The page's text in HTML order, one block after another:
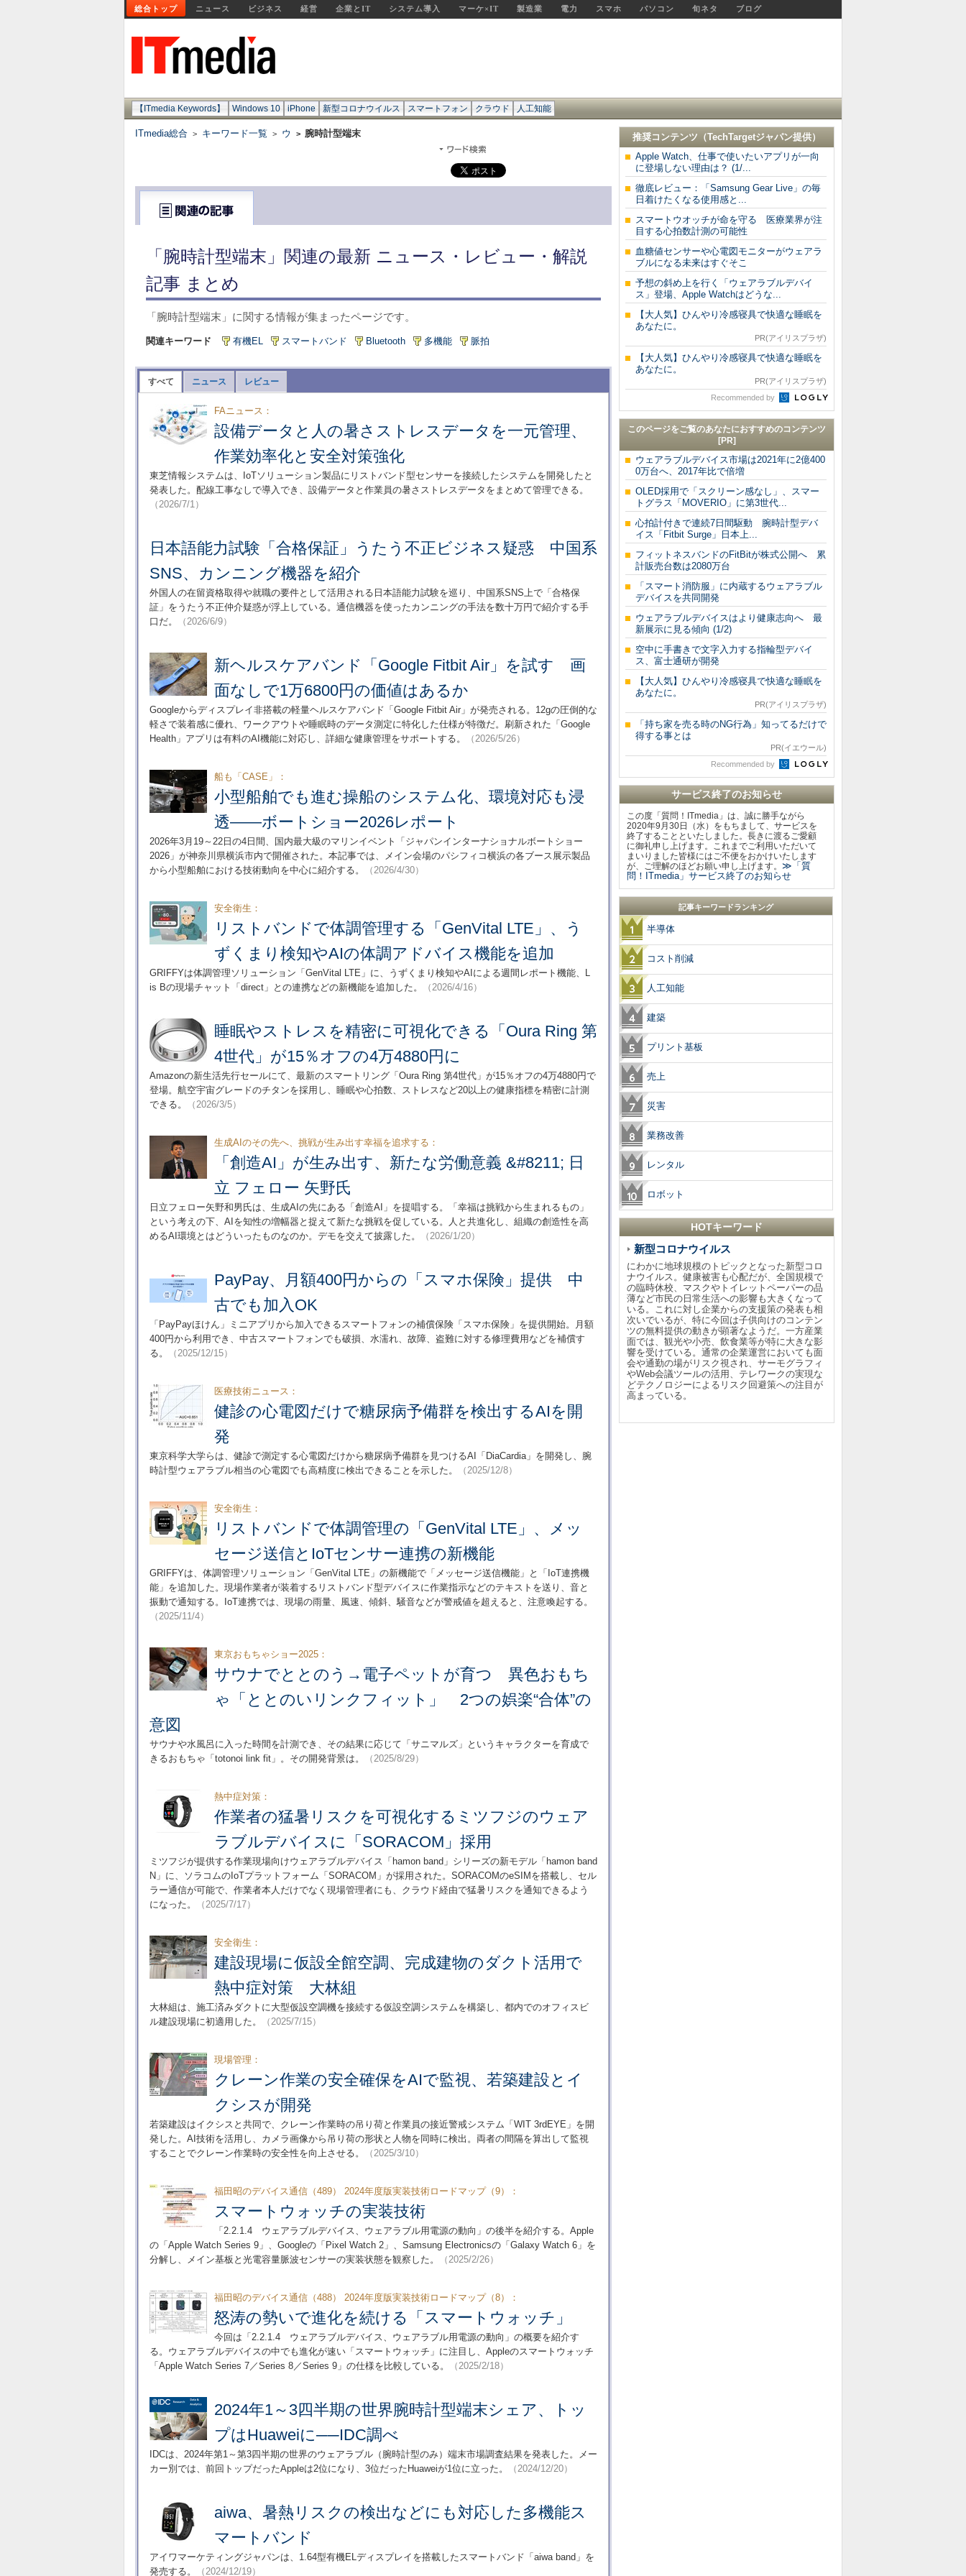
総合トップ ニュース ビジネス 経営 企業とIT システム導入 マーケ×IT 製造業 電力 スマホ パソコン 旬ネタ ブログ
【ITmedia Keywords】 Windows 10 iPhone 新型コロナウイルス スマートフォン クラウド 人工知能
ITmedia総合 > キーワード一覧 > ウ > 腕時計型端末
「腕時計型端末」関連の最新 ニュース・レビュー・解説
記事 まとめ
「腕時計型端末」に関する情報が集まったページです。
関連キーワード 有機EL スマートバンド Bluetooth 多機能 脈拍
すべて ニュース レビュー
FAニュース：
設備データと人の暑さストレスデータを一元管理、
作業効率化と安全対策強化
東芝情報システムは、IoTソリューション製品にリストバンド型センサーを接続したシステムを開発したと
発表した。配線工事なしで導入でき、設備データと作業員の暑さストレスデータをまとめて管理できる。
（2026/7/1）
日本語能力試験「合格保証」うたう不正ビジネス疑惑 中国系
SNS、カンニング機器を紹介
外国人の在留資格取得や就職の要件として活用される日本語能力試験を巡り、中国系SNS上で「合格保
証」をうたう不正仲介疑惑が浮上している。通信機器を使ったカンニングの手法を数十万円で紹介する手
口だ。
（2026/6/9）
新ヘルスケアバンド「Google Fitbit Air」を試す 画
面なしで1万6800円の価値はあるか
Googleからディスプレイ非搭載の軽量ヘルスケアバンド「Google Fitbit Air」が発売される。12gの圧倒的な
軽さで装着感に優れ、ワークアウトや睡眠時のデータ測定に特化した仕様が特徴だ。刷新された「Google
Health」アプリは有料のAI機能に対応し、詳細な健康管理をサポートする。
（2026/5/26）
船も「CASE」：
小型船舶でも進む操船のシステム化、環境対応も浸
透――ボートショー2026レポート
2026年3月19～22日の4日間、国内最大級のマリンイベント「ジャパンインターナショナルボートショー
2026」が神奈川県横浜市内で開催された。本記事では、メイン会場のパシフィコ横浜の各ブース展示製品
から小型船舶における技術動向を中心に紹介する。
（2026/4/30）
安全衛生：
リストバンドで体調管理する「GenVital LTE」、う
ずくまり検知やAIの体調アドバイス機能を追加
GRIFFYは体調管理ソリューション「GenVital LTE」に、うずくまり検知やAIによる週間レポート機能、L
is Bの現場チャット「direct」との連携などの新機能を追加した。
（2026/4/16）
睡眠やストレスを精密に可視化できる「Oura Ring 第
4世代」が15％オフの4万4880円に
Amazonの新生活先行セールにて、最新のスマートリング「Oura Ring 第4世代」が15％オフの4万4880円で
登場。航空宇宙グレードのチタンを採用し、睡眠や心拍数、ストレスなど20以上の健康指標を精密に計測
できる。
（2026/3/5）
生成AIのその先へ、挑戦が生み出す幸福を追求する：
「創造AI」が生み出す、新たな労働意義 &#8211; 日
立 フェロー 矢野氏
日立フェロー矢野和男氏は、生成AIの先にある「創造AI」を提唱する。「幸福は挑戦から生まれるもの」
という考えの下、AIを知性の増幅器と捉えて新たな挑戦を促している。人と共進化し、組織の創造性を高
めるAI環境とはどういったものなのか。デモを交えて披露した。
（2026/1/20）
PayPay、月額400円からの「スマホ保険」提供 中
古でも加入OK
「PayPayほけん」ミニアプリから加入できるスマートフォンの補償保険「スマホ保険」を提供開始。月額
400円から利用でき、中古スマートフォンでも破損、水濡れ、故障、盗難に対する修理費用などを補償す
る。
（2025/12/15）
医療技術ニュース：
健診の心電図だけで糖尿病予備群を検出するAIを開
発
東京科学大学らは、健診で測定する心電図だけから糖尿病予備群を見つけるAI「DiaCardia」を開発し、腕
時計型ウェアラブル相当の心電図でも高精度に検出できることを示した。
（2025/12/8）
安全衛生：
リストバンドで体調管理の「GenVital LTE」、メッ
セージ送信とIoTセンサー連携の新機能
GRIFFYは、体調管理ソリューション「GenVital LTE」の新機能で「メッセージ送信機能」と「IoT連携機
能」を追加した。現場作業者が装着するリストバンド型デバイスに作業指示などのテキストを送り、音と
振動で通知する。IoT連携では、現場の雨量、風速、傾斜、騒音などが警戒値を超えると、注意喚起する。
（2025/11/4）
東京おもちゃショー2025：
サウナでととのう→電子ペットが育つ 異色おもち
ゃ「ととのいリンクフィット」 2つの娯楽“合体”の
意図
サウナや水風呂に入った時間を計測でき、その結果に応じて「サニマルズ」というキャラクターを育成で
きるおもちゃ「totonoi link fit」。その開発背景は。
（2025/8/29）
熱中症対策：
作業者の猛暑リスクを可視化するミツフジのウェア
ラブルデバイスに「SORACOM」採用
ミツフジが提供する作業現場向けウェアラブルデバイス「hamon band」シリーズの新モデル「hamon band
N」に、ソラコムのIoTプラットフォーム「SORACOM」が採用された。SORACOMのeSIMを搭載し、セル
ラー通信が可能で、作業者本人だけでなく現場管理者にも、クラウド経由で猛暑リスクを通知できるよう
になった。
（2025/7/17）
安全衛生：
建設現場に仮設全館空調、完成建物のダクト活用で
熱中症対策 大林組
大林組は、施工済みダクトに大型仮設空調機を接続する仮設空調システムを構築し、都内でのオフィスビ
ル建設現場に初適用した。
（2025/7/15）
現場管理：
クレーン作業の安全確保をAIで監視、若築建設とイ
クシスが開発
若築建設はイクシスと共同で、クレーン作業時の吊り荷と作業員の接近警戒システム「WIT 3rdEYE」を開
発した。AI技術を活用し、カメラ画像から吊り荷の形状と人物を同時に検出。両者の間隔を算出して監視
することでクレーン作業時の安全性を向上させる。
（2025/3/10）
福田昭のデバイス通信（489） 2024年度版実装技術ロードマップ（9）：
スマートウォッチの実装技術
「2.2.1.4 ウェアラブルデバイス、ウェアラブル用電源の動向」の後半を紹介する。Apple
の「Apple Watch Series 9」、Googleの「Pixel Watch 2」、Samsung Electronicsの「Galaxy Watch 6」を
分解し、メイン基板と光電容量脈波センサーの実装状態を観察した。
（2025/2/26）
福田昭のデバイス通信（488） 2024年度版実装技術ロードマップ（8）：
怒涛の勢いで進化を続ける「スマートウォッチ」
今回は「2.2.1.4 ウェアラブルデバイス、ウェアラブル用電源の動向」の概要を紹介す
る。ウェアラブルデバイスの中でも進化が速い「スマートウォッチ」に注目し、Appleのスマートウォッチ
「Apple Watch Series 7／Series 8／Series 9」の仕様を比較している。
（2025/2/18）
2024年1～3四半期の世界腕時計型端末シェア、トッ
プはHuaweiに──IDC調べ
IDCは、2024年第1～第3四半期の世界のウェアラブル（腕時計型のみ）端末市場調査結果を発表した。メー
カー別では、前回トップだったAppleは2位になり、3位だったHuaweiが1位に立った。
（2024/12/20）
aiwa、暑熱リスクの検出などにも対応した多機能ス
マートバンド
アイワマーケティングジャパンは、1.64型有機ELディスプレイを搭載したスマートバンド「aiwa band」を
発売する。
（2024/12/19）
推奨コンテンツ（TechTargetジャパン提供）
Apple Watch、仕事で使いたいアプリが一向
に登場しない理由は？ (1/...
徹底レビュー：「Samsung Gear Live」の毎
日着けたくなる使用感と...
スマートウオッチが命を守る 医療業界が注
目する心拍数計測の可能性
血糖値センサーや心電図モニターがウェアラ
ブルになる未来はすぐそこ
予想の斜め上を行く「ウェアラブルデバイ
ス」登場、Apple Watchはどうな...
【大人気】ひんやり冷感寝具で快適な睡眠を
あなたに。
PR(アイリスプラザ)
【大人気】ひんやり冷感寝具で快適な睡眠を
あなたに。
PR(アイリスプラザ)
Recommended by
このページをご覧のあなたにおすすめのコンテンツ
[PR]
ウェアラブルデバイス市場は2021年に2億400
0万台へ、2017年比で倍増
OLED採用で「スクリーン感なし」、スマー
トグラス「MOVERIO」に第3世代...
心拍計付きで連続7日間駆動 腕時計型デバ
イス「Fitbit Surge」日本上...
フィットネスバンドのFitBitが株式公開へ 累
計販売台数は2080万台
「スマート消防服」に内蔵するウェアラブル
デバイスを共同開発
ウェアラブルデバイスはより健康志向へ 最
新展示に見る傾向 (1/2)
空中に手書きで文字入力する指輪型デバイ
ス、富士通研が開発
【大人気】ひんやり冷感寝具で快適な睡眠を
あなたに。
PR(アイリスプラザ)
「持ち家を売る時のNG行為」知ってるだけで
得する事とは
PR(イエウール)
Recommended by
サービス終了のお知らせ
この度「質問！ITmedia」は、誠に勝手ながら
2020年9月30日（水）をもちまして、サービスを
終了することといたしました。長きに渡るご愛顧
に御礼申し上げます。これまでご利用いただいて
まいりました皆様にはご不便をおかけいたします
が、ご理解のほどお願い申し上げます。 ≫「質
問！ITmedia」サービス終了のお知らせ
記事キーワードランキング
半導体
コスト削減
人工知能
建築
プリント基板
売上
災害
業務改善
レンタル
ロボット
HOTキーワード
新型コロナウイルス
にわかに地球規模のトピックとなった新型コロ
ナウイルス。健康被害も心配だが、全国規模で
の臨時休校、マスクやトイレットペーパーの品
薄など市民の日常生活への影響も大きくなって
いる。これに対し企業からの支援策の発表も相
次いでいるが、特に今回は子供向けのコンテン
ツの無料提供の動きが顕著なようだ。一方産業
面では、観光や小売、飲食業等が特に大きな影
響を受けている。通常の企業運営においても面
会や通勤の場がリスク視され、サーモグラフィ
やWeb会議ツールの活用、テレワークの実現な
どテクノロジーによるリスク回避策への注目が
高まっている。